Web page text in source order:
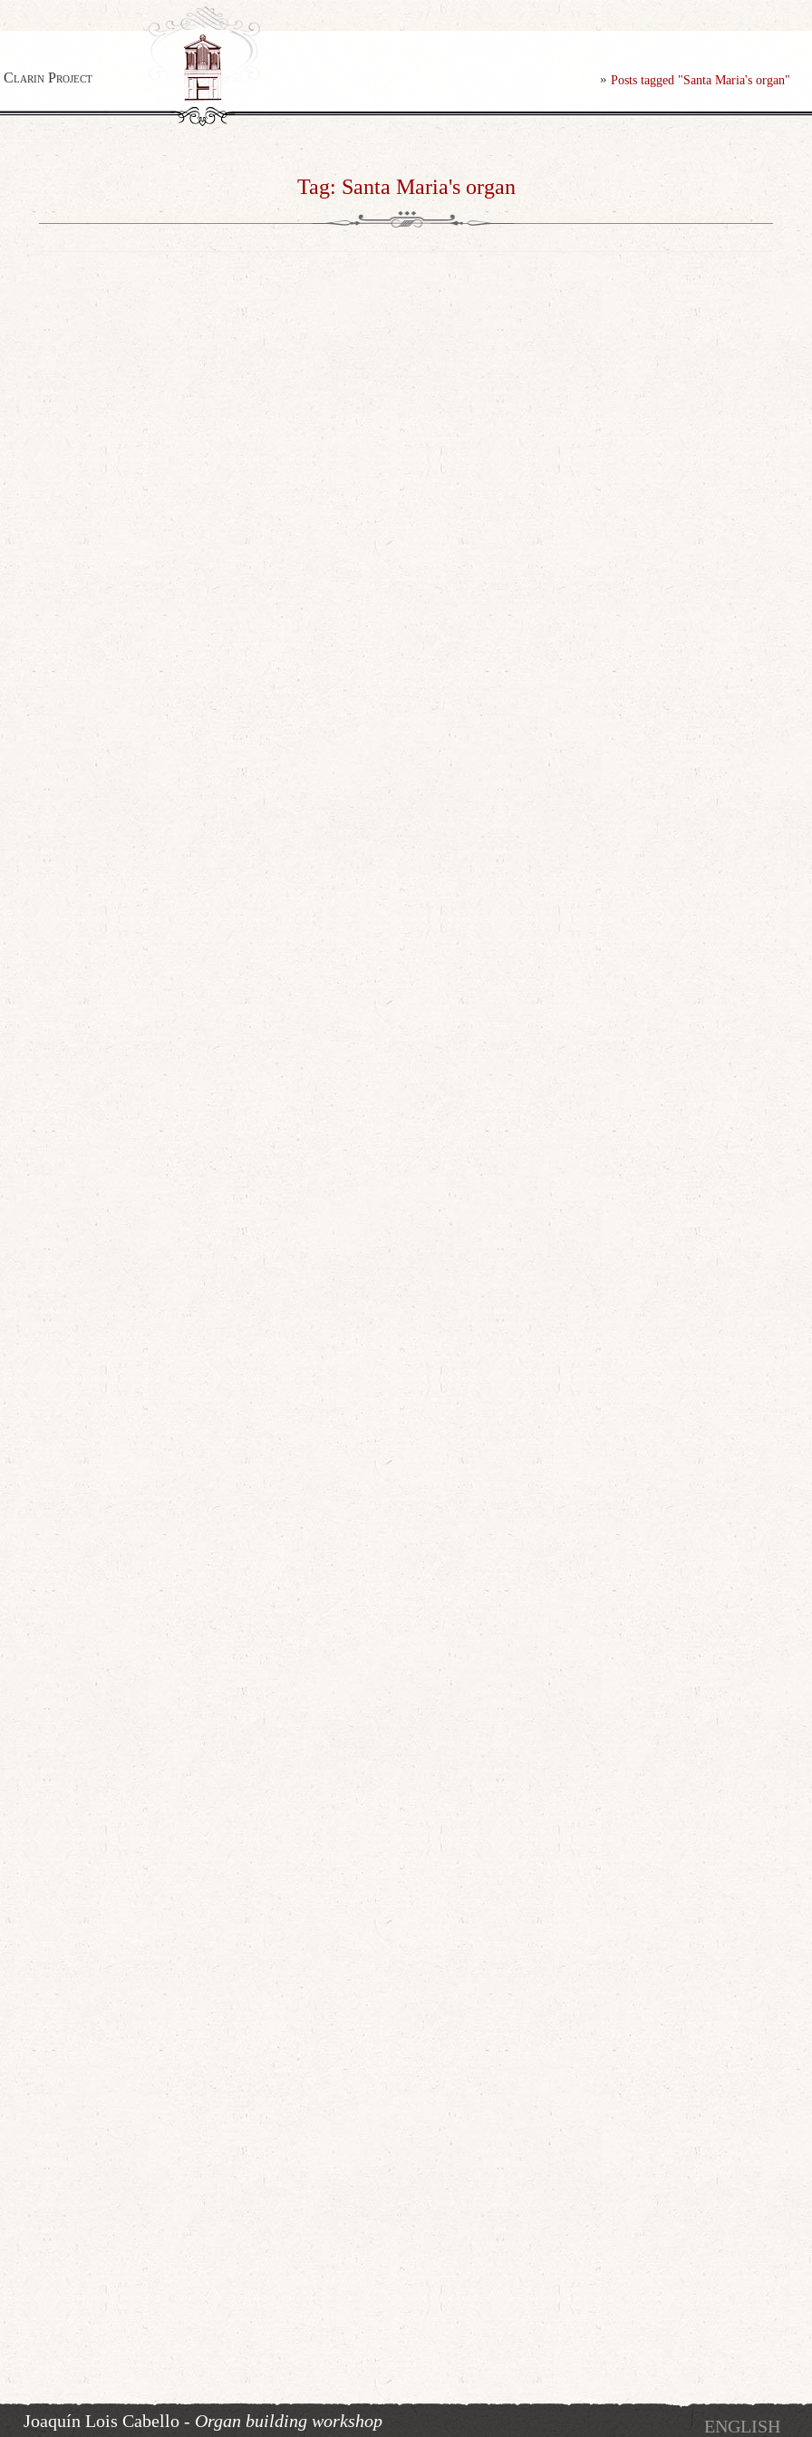
Clarin Project » Posts tagged "Santa Maria's organ"
Tag: Santa Maria's organ
programa de
Desde el día 6 hasta el
sábado 28 de Agosto
de 2021 se celebrará
en Tordesillas.
programación para el
Octubre de 2018
El ciclo de
desarrollara durante
2017
Recorded live on
organ built by Phelipe
Urarte of 1716
On Saturday the 5th
of November 2016
at 8 p.m. at Santa
in Tordesillas.
Grabación realizada
en 2015 en el órgano
Tordesillas con motivo
del 300 aniversario
construido en 1716
concert series will take
place from July to
se llevarán a cavo los
conciertos de este
ciclo del año 2015
Agosto se esta
desarrollando
conciertos de órgano.
En el año en el que el
la iglesia de San
Articulo publicado en
el periódico el Norte
de Castilla, con
restauración del
órgano de Santa
María de Tordesillas.
This video shows the
organ of Sta. María de
in 2010 by the organ
building workshop of
Joaquín Lois
Joaquín Lois Cabello - Organ building workshop ENGLISH